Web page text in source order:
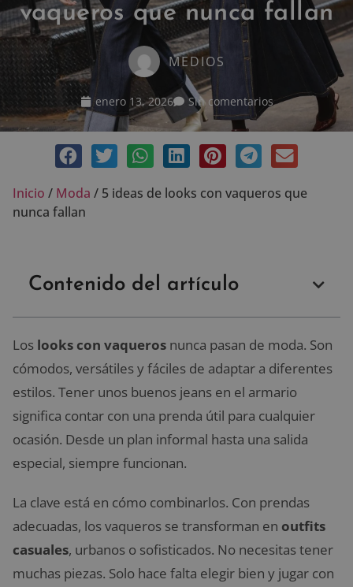
vaqueros que nunca fallan
MEDIOS
enero 13, 2026 Sin comentarios
Inicio / Moda / 5 ideas de looks con vaqueros que
nunca fallan
Contenido del artículo
Los looks con vaqueros nunca pasan de moda. Son
cómodos, versátiles y fáciles de adaptar a diferentes
estilos. Tener unos buenos jeans en el armario
significa contar con una prenda útil para cualquier
ocasión. Desde un plan informal hasta una salida
especial, siempre funcionan.
La clave está en cómo combinarlos. Con prendas
adecuadas, los vaqueros se transforman en outfits
casuales, urbanos o sofisticados. No necesitas tener
muchas piezas. Solo hace falta elegir bien y jugar con